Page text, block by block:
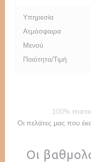
Οι
Υπηρεσία
Ατμόσφαιρα
Μενού
Ποιότητα/Τιμή
100%
Οι πελάτες μας που